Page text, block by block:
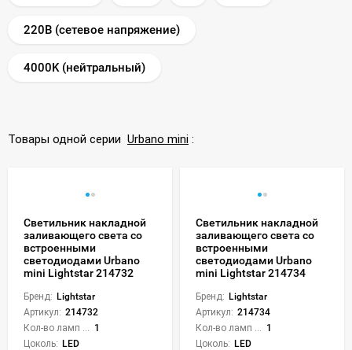
220В (сетевое напряжение)
4000K (нейтральный)
Товары одной серии Urbano mini :
Светильник накладной
заливающего света со
встроенными
светодиодами Urbano
mini Lightstar 214732
Бренд: Lightstar
Артикул: 214732
1
Цоколь: LED
Светильник накладной
заливающего света со
встроенными
светодиодами Urbano
mini Lightstar 214734
Бренд: Lightstar
Артикул: 214734
1
Цоколь: LED